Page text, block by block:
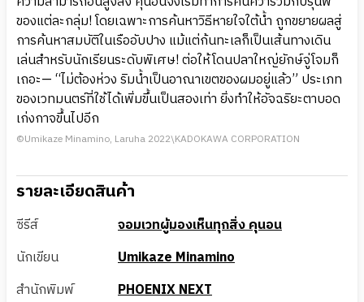
ของแต่ละกลุ่ม! โดยเฉพาะการค้นหาวิธีหายใจใต้น้ำ ถูกขยายผลสู่
การค้นหาสมบัติในเรืออับปาง แม้แต่ก้นทะเลก็เป็นเส้นทางเดิน
เล่นสำหรับนักเรียนระดับพิเศษ! ต่อให้โดนปลาใหญ่ยักษ์จู่โจมก็
เถอะ— “ไม่ต้องห่วง ริมน้ำเป็นอาณาเขตของผมอยู่แล้ว” ประเภท
ของเวทมนตร์ที่ใช้ได้เพิ่มขึ้นเป็นสองเท่า ยิ่งทำให้อัจฉริยะตาบอด
เก่งกาจขึ้นไปอีก
©Umikaze Minamino, Laruha 2022\KADOKAWA CORPORATION
รายละเอียดสินค้า
ซีรีส์
จอมเวทผู้มองเห็นทุกสิ่ง คุนอน
นักเขียน
Umikaze Minamino
สำนักพิมพ์
PHOENIX NEXT